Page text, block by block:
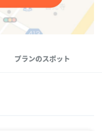
プランのスポット